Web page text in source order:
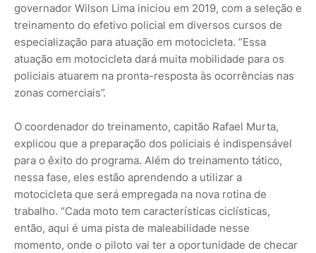
governador Wilson Lima iniciou em 2019, com a seleção e
treinamento do efetivo policial em diversos cursos de
especialização para atuação em motocicleta. “Essa
atuação em motocicleta dará muita mobilidade para os
policiais atuarem na pronta-resposta às ocorrências nas
zonas comerciais”.
O coordenador do treinamento, capitão Rafael Murta,
explicou que a preparação dos policiais é indispensável
para o êxito do programa. Além do treinamento tático,
nessa fase, eles estão aprendendo a utilizar a
motocicleta que será empregada na nova rotina de
trabalho. “Cada moto tem características ciclísticas,
então, aqui é uma pista de maleabilidade nesse
momento, onde o piloto vai ter a oportunidade de checar